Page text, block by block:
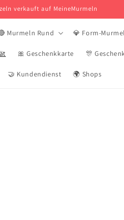
verkauft auf MeineMurmeln
Murmeln Rund 💎 Form-
🎀 Geschenkkarte 🎊
🤝 Kundendienst 🌍 Shops